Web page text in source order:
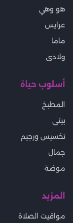
هو وهي
عرايس
ماما
ولادى
أسلوب حياة
المطبخ
بيتى
تخسيس ورجيم
جمال
موضة
المزيد
مواقيت الصلاة